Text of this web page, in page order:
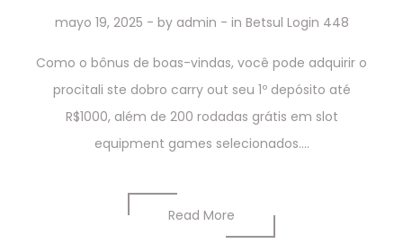
mayo 19, 2025 - by admin - in Betsul Login 448
Como o bônus de boas-vindas, você pode adquirir o
procitali ste dobro carry out seu 1º depósito até
R$1000, além de 200 rodadas grátis em slot
equipment games selecionados....
Read More